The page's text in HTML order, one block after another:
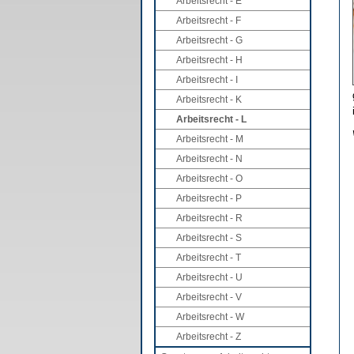
Arbeitsrecht - F
Arbeitsrecht - G
Arbeitsrecht - H
Arbeitsrecht - I
Arbeitsrecht - K
Arbeitsrecht - L
Arbeitsrecht - M
Arbeitsrecht - N
Arbeitsrecht - O
Arbeitsrecht - P
Arbeitsrecht - R
Arbeitsrecht - S
Arbeitsrecht - T
Arbeitsrecht - U
Arbeitsrecht - V
Arbeitsrecht - W
Arbeitsrecht - Z